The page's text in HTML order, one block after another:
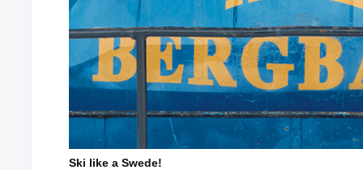
Ski like a Swede!